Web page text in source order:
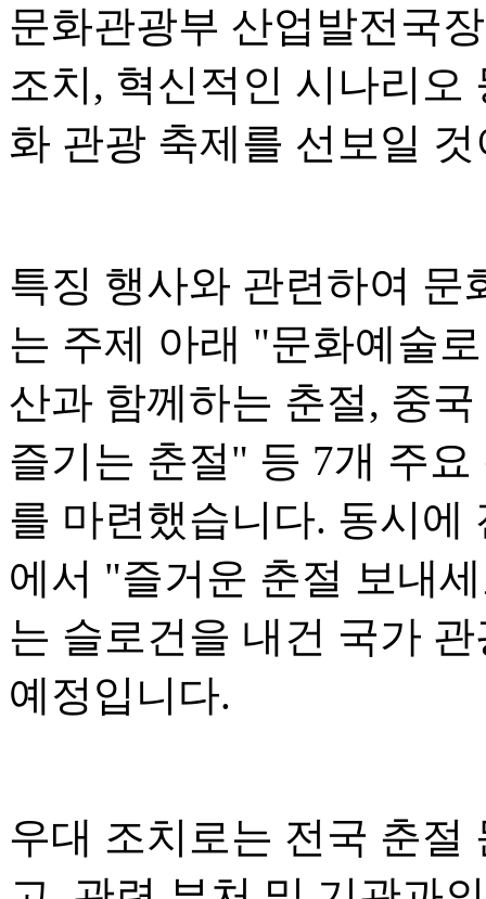
문화관광부 산업발전국
조치, 혁신적인 시나리오
화 관광 축제를 선보일
특징 행사와 관련하여
는 주제 아래 "문화예술
산과 함께하는 춘절, 중
즐기는 춘절" 등 7개 주
를 마련했습니다. 동시에
에서 "즐거운 춘절 보내
는 슬로건을 내건 국가
예정입니다.
우대 조치로는 전국 춘절